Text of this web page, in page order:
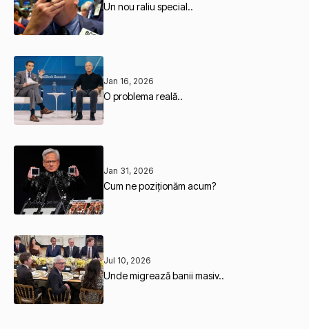
Un nou raliu special..
Jan 16, 2026
O problema reală..
Jan 31, 2026
Cum ne poziționăm acum?
Jul 10, 2026
Unde migrează banii masiv..